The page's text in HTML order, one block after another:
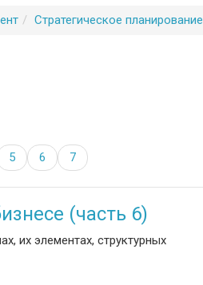
Стратегическое планирование
5 6 7
(часть 6)
их элементах, структурных